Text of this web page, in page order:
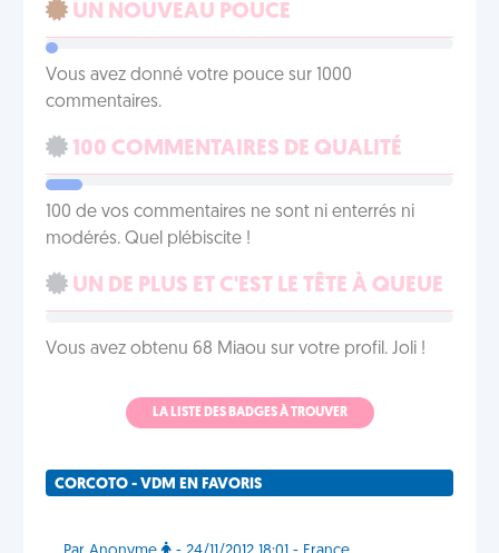
UN NOUVEAU POUCE
Vous avez donné votre pouce sur 1000
commentaires.
100 COMMENTAIRES DE QUALITÉ
100 de vos commentaires ne sont ni enterrés ni
modérés. Quel plébiscite !
UN DE PLUS ET C'EST LE TÊTE À QUEUE
Vous avez obtenu 68 Miaou sur votre profil. Joli !
LA LISTE DES BADGES À TROUVER
CORCOTO - VDM EN FAVORIS